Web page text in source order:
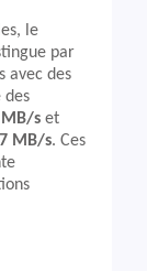
le
par
avec des
des
s et
MB/s. Ces